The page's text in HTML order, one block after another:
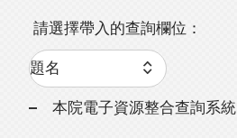
請選擇帶入的查詢欄位：
本院電子資源整合查詢系統